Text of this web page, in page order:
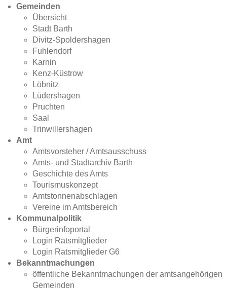
Gemeinden
Übersicht
Stadt Barth
Divitz-Spoldershagen
Fuhlendorf
Karnin
Kenz-Küstrow
Löbnitz
Lüdershagen
Pruchten
Saal
Trinwillershagen
Amt
Amtsvorsteher / Amtsausschuss
Amts- und Stadtarchiv Barth
Geschichte des Amts
Tourismuskonzept
Amtstonnenabschlagen
Vereine im Amtsbereich
Kommunalpolitik
Bürgerinfoportal
Login Ratsmitglieder
Login Ratsmitglieder G6
Bekanntmachungen
öffentliche Bekanntmachungen der amtsangehörigen
Gemeinden